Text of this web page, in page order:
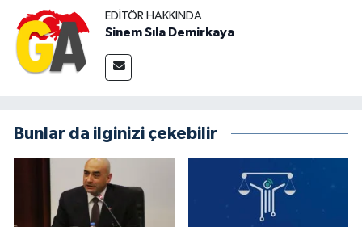
EDITÖR HAKKINDA
Sinem Sıla Demirkaya
Bunlar da ilginizi çekebilir